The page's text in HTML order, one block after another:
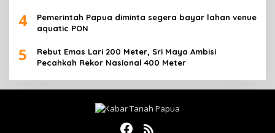
4
Pemerintah Papua diminta segera bayar lahan venue
aquatic PON
5
Rebut Emas Lari 200 Meter, Sri Maya Ambisi
Pecahkah Rekor Nasional 400 Meter